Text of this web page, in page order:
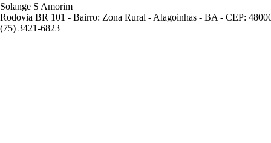
Solange S Amorim
Rodovia BR 101 - Bairro: Zona Rural - Alagoinhas - BA - CEP:
(75) 3421-6823